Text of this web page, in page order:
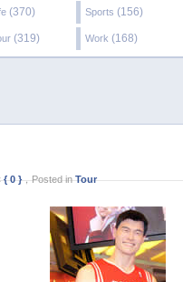
(370) Sports (156)
(319) Work (168)
{ 0 }，Posted inTour